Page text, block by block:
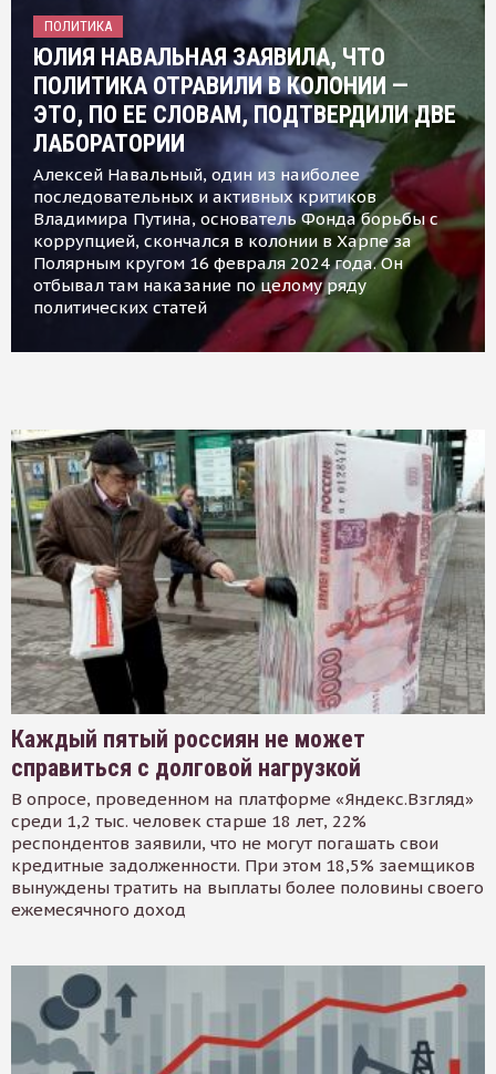
ПОЛИТИКА
ЮЛИЯ НАВАЛЬНАЯ ЗАЯВИЛА, ЧТО
ПОЛИТИКА ОТРАВИЛИ В КОЛОНИИ —
ЭТО, ПО ЕЕ СЛОВАМ, ПОДТВЕРДИЛИ ДВЕ
ЛАБОРАТОРИИ
Алексей Навальный, один из наиболее
последовательных и активных критиков
Владимира Путина, основатель Фонда борьбы с
коррупцией, скончался в колонии в Харпе за
Полярным кругом 16 февраля 2024 года. Он
отбывал там наказание по целому ряду
политических статей
Каждый пятый россиян не может
справиться с долговой нагрузкой
В опросе, проведенном на платформе «Яндекс.Взгляд»
среди 1,2 тыс. человек старше 18 лет, 22%
респондентов заявили, что не могут погашать свои
кредитные задолженности. При этом 18,5% заемщиков
вынуждены тратить на выплаты более половины своего
ежемесячного доход